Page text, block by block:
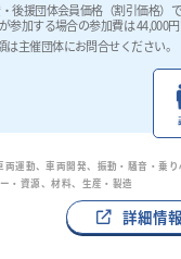
後援団体会員価格（割引価格）で
参加する場合の参加費は 44,000円
主催団体にお問合せください。
両運動、車両開発、振動・騒音・乗り
・資源、材料、生産・製造
詳細情報